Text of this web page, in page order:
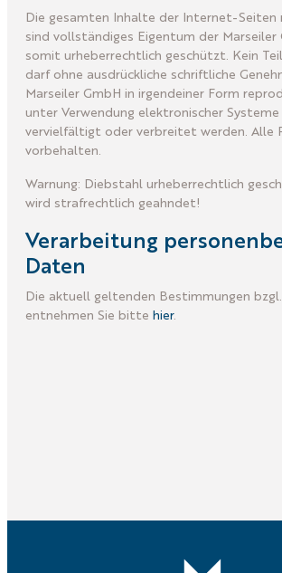
Die gesamten Inhalte der Internet-Seiten
sind vollständiges Eigentum der Marseiler
somit urheberrechtlich geschützt. Kein
darf ohne ausdrückliche schriftliche
Marseiler GmbH in irgendeiner Form
unter Verwendung elektronischer
vervielfältigt oder verbreitet werden. Alle
vorbehalten.
Warnung: Diebstahl urheberrechtlich
wird strafrechtlich geahndet!
Verarbeitung
Daten
Die aktuell geltenden Bestimmungen
entnehmen Sie bitte hier.